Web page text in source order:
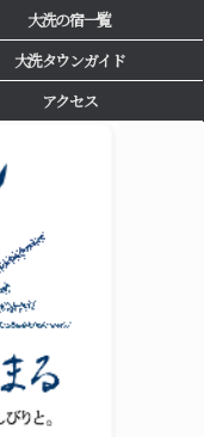
大洗の宿一覧
大洗タウンガイド
アクセス